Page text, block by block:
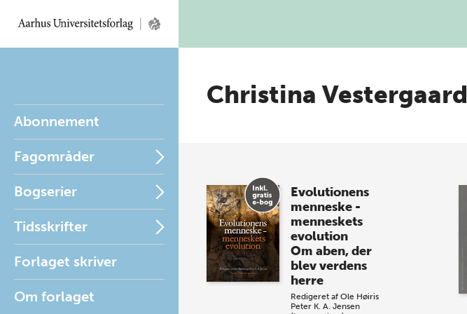
Abonnement
Fagområder
Bogserier
Tidsskrifter
Forlaget skriver
Om forlaget
Christina Vestergaard
Evolutionens
menneske -
menneskets
evolution
Om aben, der
blev verdens
herre
Redigeret af Ole Høiris
Peter K. A. Jensen